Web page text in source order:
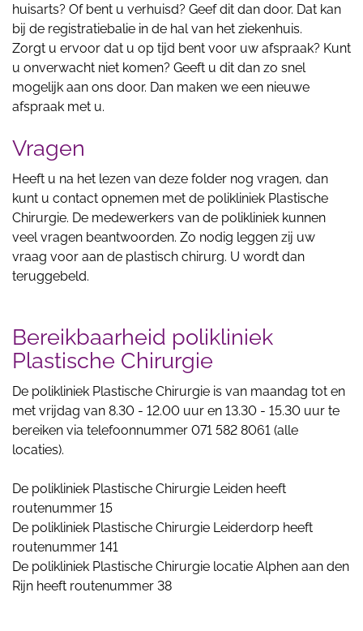
huisarts? Of bent u verhuisd? Geef dit dan door. Dat kan
bij de registratiebalie in de hal van het ziekenhuis.
Zorgt u ervoor dat u op tijd bent voor uw afspraak? Kunt
u onverwacht niet komen? Geeft u dit dan zo snel
mogelijk aan ons door. Dan maken we een nieuwe
afspraak met u.
Vragen
Heeft u na het lezen van deze folder nog vragen, dan
kunt u contact opnemen met de polikliniek Plastische
Chirurgie. De medewerkers van de polikliniek kunnen
veel vragen beantwoorden. Zo nodig leggen zij uw
vraag voor aan de plastisch chirurg. U wordt dan
teruggebeld.
Bereikbaarheid polikliniek
Plastische Chirurgie
De polikliniek Plastische Chirurgie is van maandag tot en
met vrijdag van 8.30 - 12.00 uur en 13.30 - 15.30 uur te
bereiken via telefoonnummer 071 582 8061 (alle
locaties).
De polikliniek Plastische Chirurgie Leiden heeft
routenummer 15
De polikliniek Plastische Chirurgie Leiderdorp heeft
routenummer 141
De polikliniek Plastische Chirurgie locatie Alphen aan den
Rijn heeft routenummer 38